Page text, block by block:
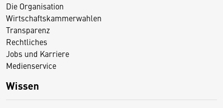
Die Organisation
Wirtschaftskammerwahlen
Transparenz
Rechtliches
Jobs und Karriere
Medienservice
Wissen